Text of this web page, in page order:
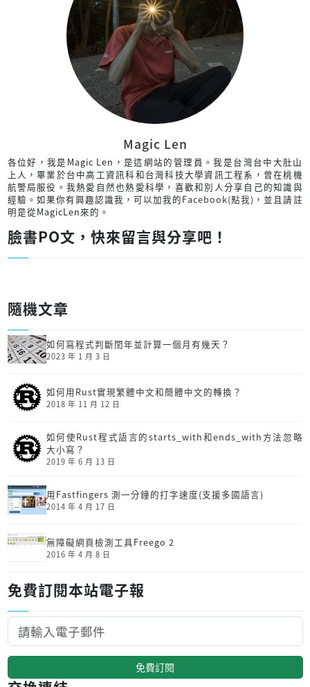
Magic Len
各位好，我是Magic Len，是這網站的管理員。我是台灣台中大肚山
上人，畢業於台中高工資訊科和台灣科技大學資訊工程系，曾在桃機
航警局服役。我熱愛自然也熱愛科學，喜歡和別人分享自己的知識與
經驗。如果你有興趣認識我，可以加我的Facebook(點我) ，並且請註
明是從MagicLen來的。
臉書PO文，快來留言與分享吧！
隨機文章
如何寫程式判斷閏年並計算一個月有幾天？
2023 年 1 月 3 日
如何用Rust實現繁體中文和簡體中文的轉換？
2018 年 11 月 12 日
如何使Rust程式語言的starts_with和ends_with方法忽略
大小寫？
2019 年 6 月 13 日
用Fastfingers 測一分鐘的打字速度(支援多國語言)
2014 年 4 月 17 日
無障礙網頁檢測工具Freego 2
2016 年 4 月 8 日
免費訂閱本站電子報
免費訂閱